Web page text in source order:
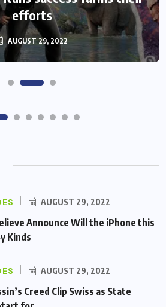
efforts
AUGUST 29, 2022
Game Play History
AUGUST 29, 2022
AUGUST 29, 2022
Announce Will the iPhone this
Kinds
AUGUST 29, 2022
Creed Clip Swiss as State